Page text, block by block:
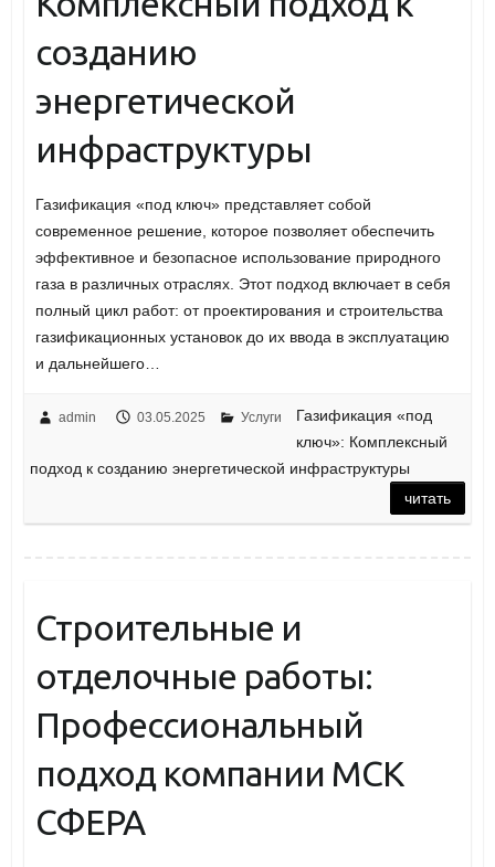
созданию
энергетической
инфраструктуры
Газификация «под ключ» представляет собой
современное решение, которое позволяет обеспечить
эффективное и безопасное использование природного
газа в различных отраслях. Этот подход включает в себя
полный цикл работ: от проектирования и строительства
газификационных установок до их ввода в эксплуатацию
и дальнейшего…
admin 03.05.2025 Услуги
Газификация «под
ключ»: Комплексный
подход к созданию энергетической инфраструктуры
читать
Строительные и
отделочные работы:
Профессиональный
подход компании МСК
СФЕРА